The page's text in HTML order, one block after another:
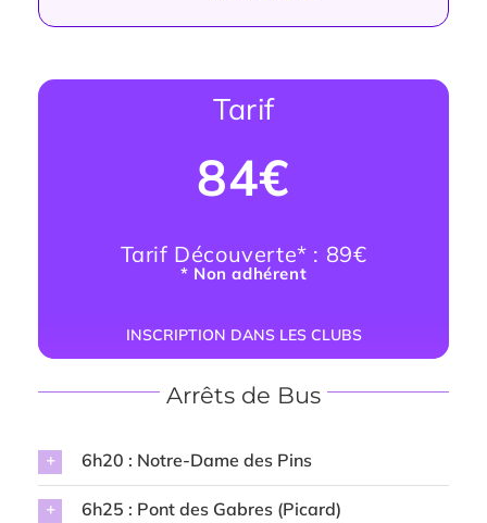
Tarif
84€
Tarif Découverte* : 89€
* Non adhérent
INSCRIPTION DANS LES CLUBS
Arrêts de Bus
6h20 : Notre-Dame des Pins
6h25 : Pont des Gabres (Picard)